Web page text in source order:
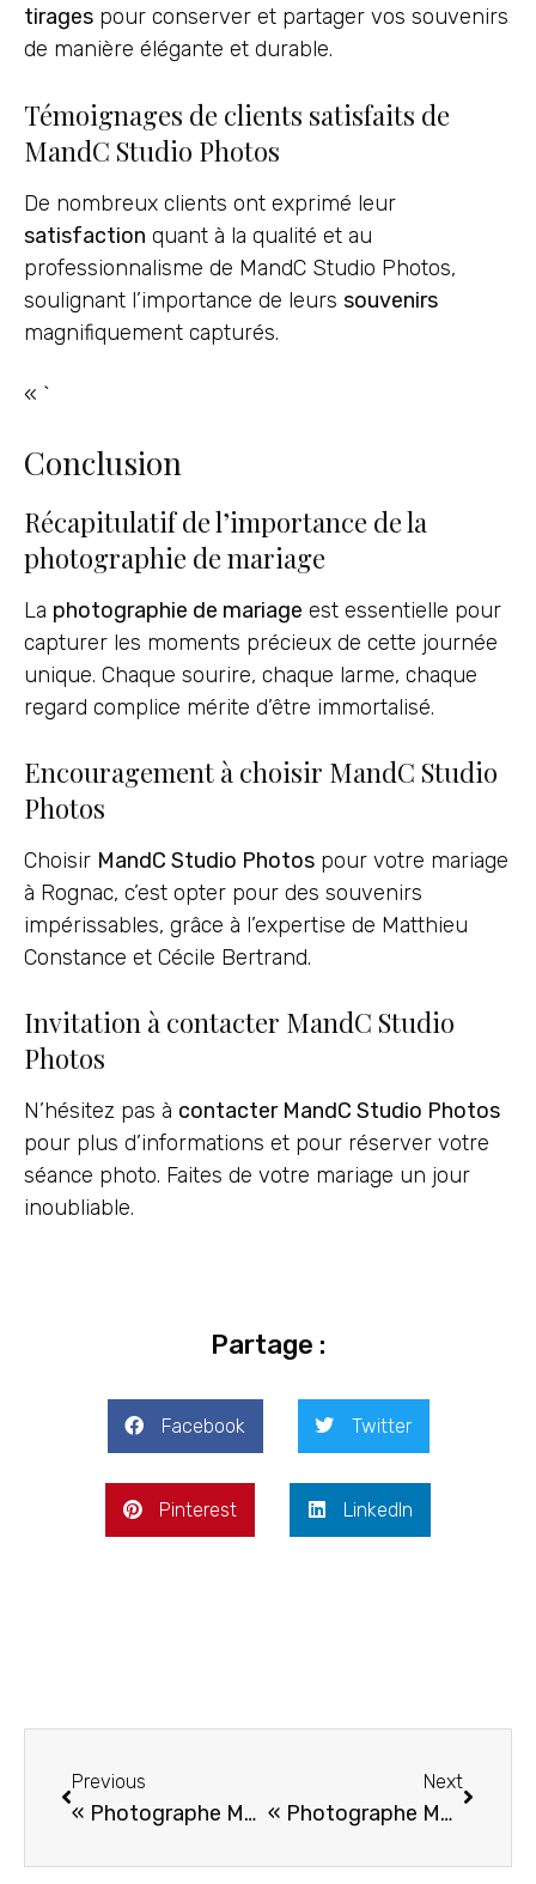
tirages pour conserver et partager vos souvenirs
de manière élégante et durable.
Témoignages de clients satisfaits de
MandC Studio Photos
De nombreux clients ont exprimé leur
satisfaction quant à la qualité et au
professionnalisme de MandC Studio Photos,
soulignant l’importance de leurs souvenirs
magnifiquement capturés.
« `
Conclusion
Récapitulatif de l’importance de la
photographie de mariage
La photographie de mariage est essentielle pour
capturer les moments précieux de cette journée
unique. Chaque sourire, chaque larme, chaque
regard complice mérite d’être immortalisé.
Encouragement à choisir MandC Studio
Photos
Choisir MandC Studio Photos pour votre mariage
à Rognac, c’est opter pour des souvenirs
impérissables, grâce à l’expertise de Matthieu
Constance et Cécile Bertrand.
Invitation à contacter MandC Studio
Photos
N’hésitez pas à contacter MandC Studio Photos
pour plus d’informations et pour réserver votre
séance photo. Faites de votre mariage un jour
inoubliable.
Partage :
Facebook Twitter
Pinterest LinkedIn
Previous
« Photographe Mariage Cabriès : Moments Inoubliables »
Next
« Photographe Mariage Ollioules : Moments Inoubliables »